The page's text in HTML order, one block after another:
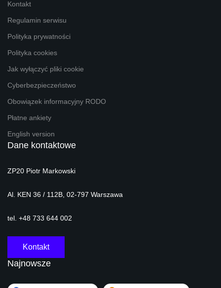
Kontakt
Regulamin serwisu
Polityka prywatności
Polityka cookies
Jak wyłączyć pliki cookie
Cyberbezpieczeństwo
Obowiązek informacyjny RODO
Płatne ankiety
English version
Dane kontaktowe
ZP20 Piotr Markowski
Al. KEN 36 / 112B, 02-797 Warszawa
tel. +48 733 644 002
Kontakt
Najnowsze